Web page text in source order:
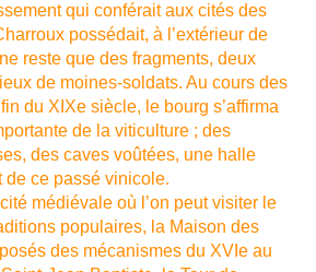
qui conférait aux cités des
possédait, à l’extérieur de
reste que des fragments, deux
de moines-soldats. Au cours des
du XIXe siècle, le bourg s’affirma
de la viticulture ; des
des caves voûtées, une halle
ce passé vinicole.
médiévale où l’on peut visiter le
populaires, la Maison des
des mécanismes du XVIe au